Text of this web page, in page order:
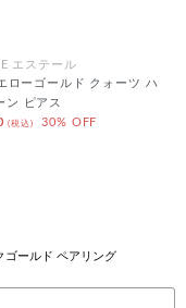
エステール
ローゴールド クォーツ ハ
ン ピアス
(税込) 30% OFF
ゴールド ペアリング